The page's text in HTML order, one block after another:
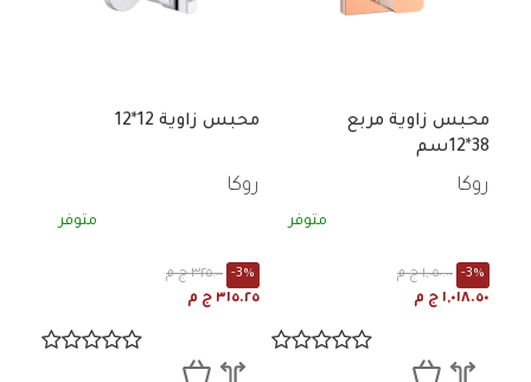
محبس زاوية مربع
38*12سم
روكا
متوفر
١,٠٥٠.٠٠ ج م -3%
١,٠١٨.٥٠ ج م
محبس زاوية 12*12
روكا
متوفر
٣٢٥.٠٠ ج م -3%
٣١٥.٢٥ ج م